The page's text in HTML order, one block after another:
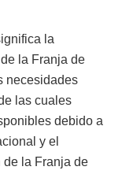
la
la Franja de
necesidades
las cuales
debido a
y el
de la Franja de